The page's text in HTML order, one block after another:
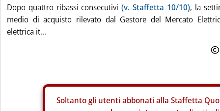
Dopo quattro ribassi consecutivi(v. Staffetta 10/10), la
medio di acquisto rilevato dal Gestore del Mercato
elettrica it...
Soltanto gli utenti abbonati alla Staffetta